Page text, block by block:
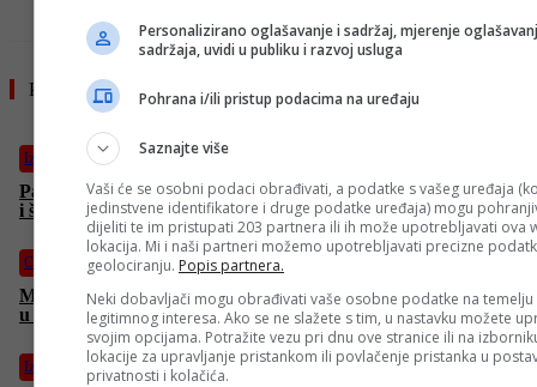
Pročitajte još
Izdvojeno
Pariz istražuje navode o zlostavljanju djece u desetinama vrtića
i škola, suspendovani brojni zaposleni
Crna hronika
Mladić iz Donjeg Vakufa pretučen ispred ugostiteljskog objekta
u Bugojnu
Izdvojeno
Personalizirano oglašavanje i sadržaj, mjerenje
sadržaja, uvidi u publiku i razvoj usluga
Pohrana i/ili pristup podacima na uređaju
Saznajte više
Vaši će se osobni podaci obrađivati, a podatke s vašeg uređaja
jedinstvene identifikatore i druge podatke uređaja) mogu
dijeliti te im pristupati 203 partnera ili ih može upotrebljavati ova
lokacija. Mi i naši partneri možemo upotrebljavati precizne
geolociranju. Popis partnera.
Neki dobavljači mogu obrađivati vaše osobne podatke na temelju
legitimnog interesa. Ako se ne slažete s tim, u nastavku možete
svojim opcijama. Potražite vezu pri dnu ove stranice ili na
lokacije za upravljanje pristankom ili povlačenje pristanka u
privatnosti i kolačića.